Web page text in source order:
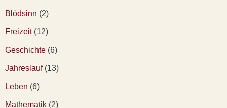
g
d
e
Blödsinn (2)
Freizeit(12)
Geschichte (6)
Jahreslauf(13)
Leben (6)
Mathematik (2)